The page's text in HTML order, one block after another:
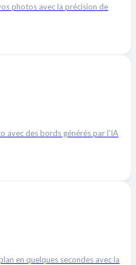
photos avec la précision de
avec des bords générés par l'IA
en quelques secondes avec la